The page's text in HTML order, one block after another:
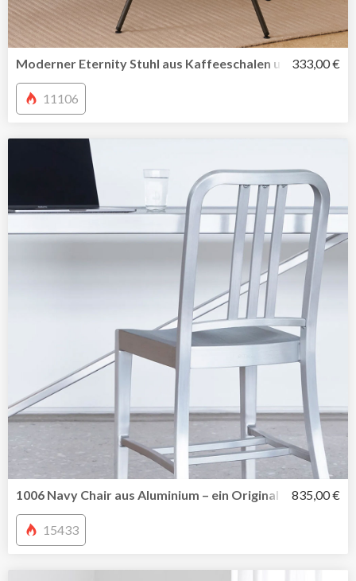
Moderner Eternity Stuhl aus Kaffeeschalen und333,00 €
11106
1006 Navy Chair aus Aluminium – ein Original seit 1944
835,00 €
15433